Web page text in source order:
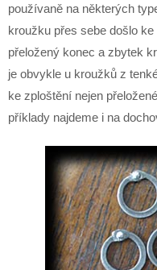
používaně na některých
kroužku přes sebe došlo
přeložený konec a zbytek
je obvykle u kroužků z
ke zploštění nejen
příklady najdeme i na